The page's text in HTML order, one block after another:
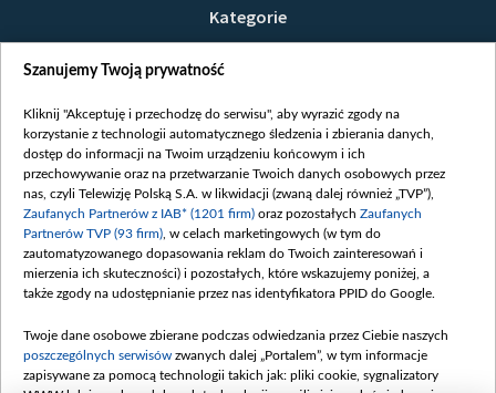
Kategorie
Opinie
Białoruś / Polska
Czytelnia
Centrum Europy
O nas
Kontakt
Informacje o nadawcy
Serwisy partnerskie
belsat.eu
Szanujemy Twoją prywatność
Kliknij "Akceptuję i przechodzę do serwisu", aby wyrazić zgody na
korzystanie z technologii automatycznego śledzenia i zbierania danych,
dostęp do informacji na Twoim urządzeniu końcowym i ich
przechowywanie oraz na przetwarzanie Twoich danych osobowych przez
nas, czyli Telewizję Polską S.A. w likwidacji (zwaną dalej również „TVP”),
Zaufanych Partnerów z IAB* (1201 firm) oraz pozostałych Zaufanych
Partnerów TVP (93 firm) , w celach marketingowych (w tym do
zautomatyzowanego dopasowania reklam do Twoich zainteresowań i
mierzenia ich skuteczności) i pozostałych, które wskazujemy poniżej, a
także zgody na udostępnianie przez nas identyfikatora PPID do Google.
Twoje dane osobowe zbierane podczas odwiedzania przez Ciebie naszych
poszczególnych serwisów zwanych dalej „Portalem”, w tym informacje
zapisywane za pomocą technologii takich jak: pliki cookie, sygnalizatory